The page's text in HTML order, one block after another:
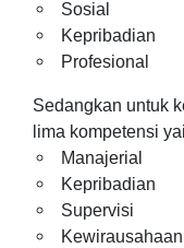
Sosial
Kepribadian
Profesional
Sedangkan untuk
lima kompetensi
Manajerial
Kepribadian
Supervisi
Kewirausahaan